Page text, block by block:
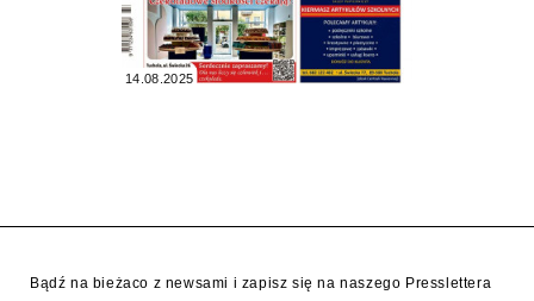
14.08.2025
Bądź na bieżaco z newsami i zapisz się na naszego Presslettera